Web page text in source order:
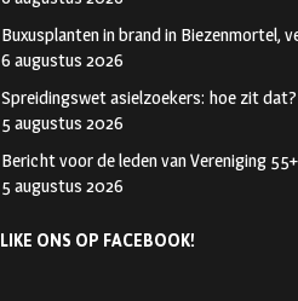
Buxusplanten in brand in Biezenmortel,
6 augustus 2026
Spreidingswet asielzoekers: hoe zit dat?
5 augustus 2026
Bericht voor de leden van Vereniging 55+
5 augustus 2026
LIKE ONS OP FACEBOOK!